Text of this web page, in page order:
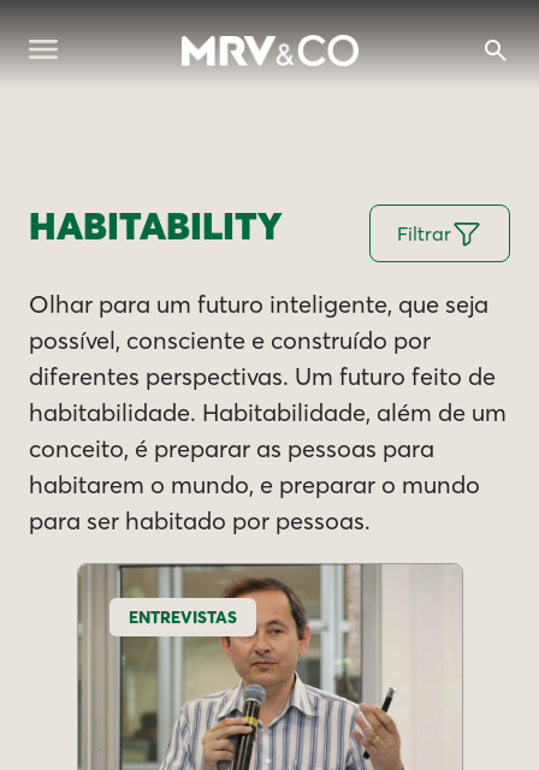
HABITABILITY Filtrar
Olhar para um futuro inteligente, que seja
possível, consciente e construído por
diferentes perspectivas. Um futuro feito de
habitabilidade. Habitabilidade, além de um
conceito, é preparar as pessoas para
habitarem o mundo, e preparar o mundo
para ser habitado por pessoas.
ENTREVISTAS